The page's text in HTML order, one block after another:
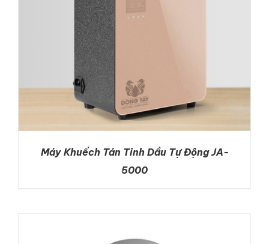
Máy Khuếch Tán Tinh Dầu Tự Động JA-
5000